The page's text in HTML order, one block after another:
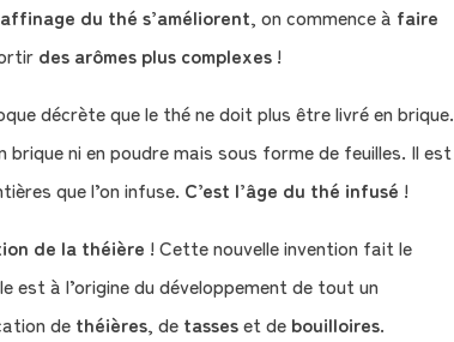
du thé s’améliorent, on commence à faire
des arômes plus complexes !
décrète que le thé ne doit plus être livré en brique.
brique ni en poudre mais sous forme de feuilles. Il est
que l’on infuse. C’est l’âge du thé infusé !
de la théière ! Cette nouvelle invention fait le
est à l’origine du développement de tout un
de théières, de tasseset de bouilloires.